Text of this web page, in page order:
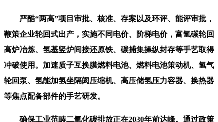
严酷“两高”项目审批、核准、存案以及环评、能评审批，
鞭策企业轮回式出产，实施不同电价、阶梯电价，富氢碳轮回
高炉冶炼、氢基竖炉间接还原铁、碳捕集操纵封存等手艺取得
冲破使用。加速质子互换膜燃料电池、燃料电池策动机、氢气
轮回泵、氢能加氢坐隔阂压缩机、高压储氢压力容器、换热器
等焦点配备部件的手艺研发。
确保工业范畴二氧化碳排放正在2030年前达峰。通过政策